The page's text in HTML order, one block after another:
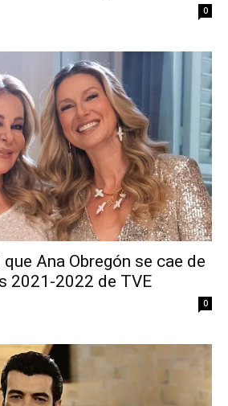
0
Ana Obregón se cae de
2021-2022 de TVE
0